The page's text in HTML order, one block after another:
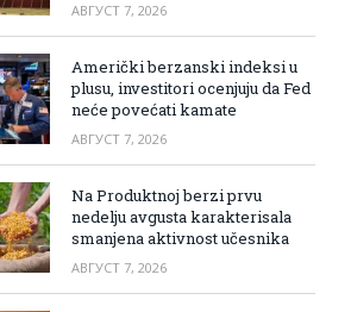
АВГУСТ 7, 2026
Američki berzanski indeksi u
plusu, investitori ocenjuju da Fed
neće povećati kamate
АВГУСТ 7, 2026
Na Produktnoj berzi prvu
nedelju avgusta karakterisala
smanjena aktivnost učesnika
АВГУСТ 7, 2026